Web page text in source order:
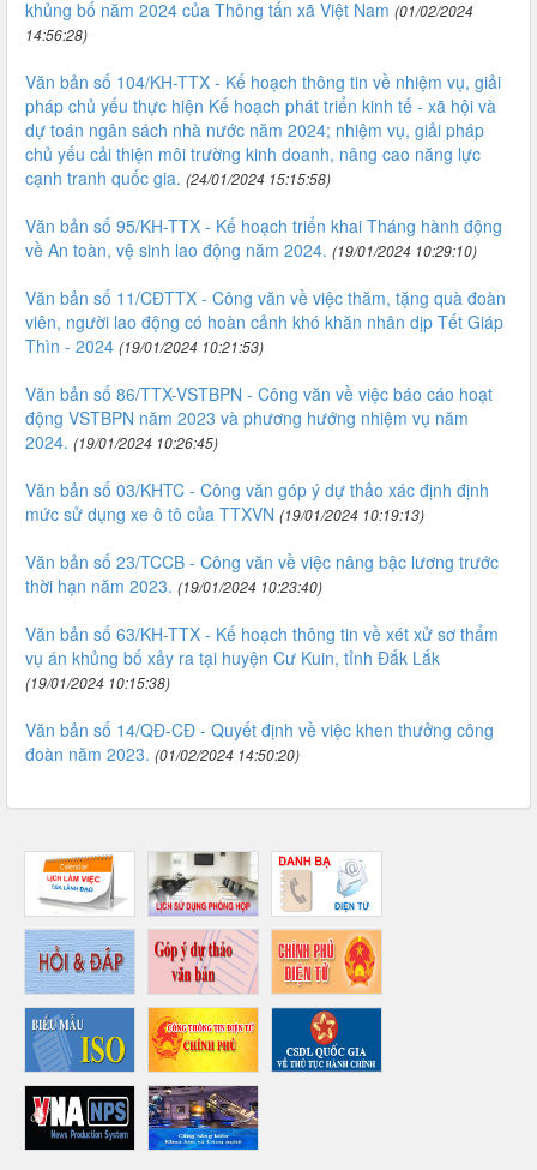
khủng bố năm 2024 của Thông tấn xã Việt Nam (01/02/2024
14:56:28)
Văn bản số 104/KH-TTX - Kế hoạch thông tin về nhiệm vụ, giải
pháp chủ yếu thực hiện Kế hoạch phát triển kinh tế - xã hội và
dự toán ngân sách nhà nước năm 2024; nhiệm vụ, giải pháp
chủ yếu cải thiện môi trường kinh doanh, nâng cao năng lực
cạnh tranh quốc gia. (24/01/2024 15:15:58)
Văn bản số 95/KH-TTX - Kế hoạch triển khai Tháng hành động
về An toàn, vệ sinh lao động năm 2024. (19/01/2024 10:29:10)
Văn bản số 11/CĐTTX - Công văn về việc thăm, tặng quà đoàn
viên, người lao động có hoàn cảnh khó khăn nhân dịp Tết Giáp
Thìn - 2024 (19/01/2024 10:21:53)
Văn bản số 86/TTX-VSTBPN - Công văn về việc báo cáo hoạt
động VSTBPN năm 2023 và phương hướng nhiệm vụ năm
2024. (19/01/2024 10:26:45)
Văn bản số 03/KHTC - Công văn góp ý dự thảo xác định định
mức sử dụng xe ô tô của TTXVN (19/01/2024 10:19:13)
Văn bản số 23/TCCB - Công văn về việc nâng bậc lương trước
thời hạn năm 2023. (19/01/2024 10:23:40)
Văn bản số 63/KH-TTX - Kế hoạch thông tin về xét xử sơ thẩm
vụ án khủng bố xảy ra tại huyện Cư Kuin, tỉnh Đắk Lắk
(19/01/2024 10:15:38)
Văn bản số 14/QĐ-CĐ - Quyết định về việc khen thưởng công
đoàn năm 2023. (01/02/2024 14:50:20)